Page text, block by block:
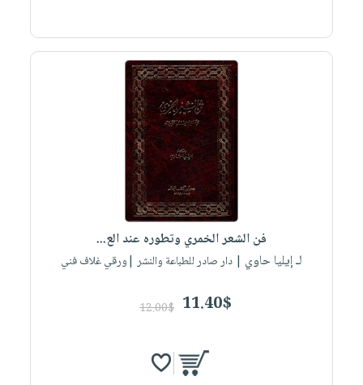
فن الشعر الخمري وتطوره عند الع...
لـ إيليا حاوي | دار صادر للطباعة والنشر |ورقي غلاف فني
11.40$
12.00$